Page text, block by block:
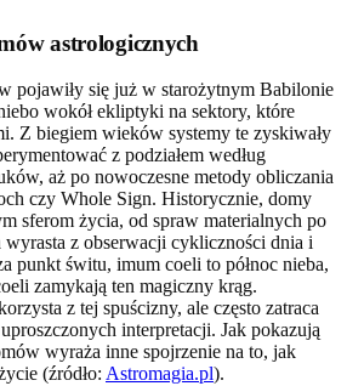
astrologicznych
pojawiły się już w starożytnym Babilonie
wokół ekliptyki na sektory, które
Z biegiem wieków systemy te zyskiwały
z podziałem według
aż po nowoczesne metody obliczania
czy Whole Sign. Historycznie, domy
sferom życia, od spraw materialnych po
z obserwacji cykliczności dnia i
punkt świtu, imum coeli to północ nieba,
zamykają ten magiczny krąg.
z tej spuścizny, ale często zatraca
interpretacji. Jak pokazują
wyraża inne spojrzenie na to, jak
(źródło: Astromagia.pl).